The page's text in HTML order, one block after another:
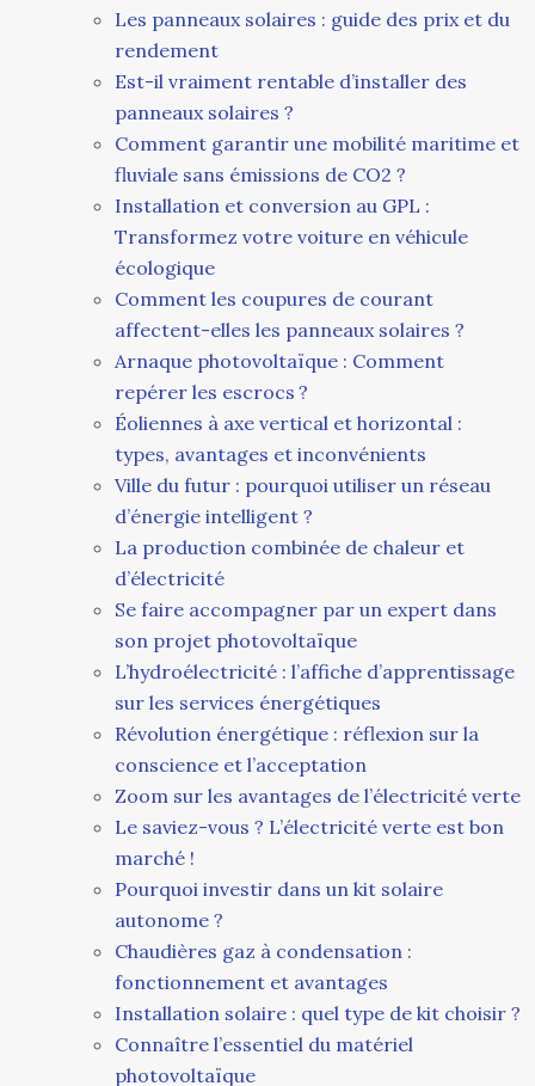
Les panneaux solaires : guide des prix et du
rendement
Est-il vraiment rentable d’installer des
panneaux solaires ?
Comment garantir une mobilité maritime et
fluviale sans émissions de CO2 ?
Installation et conversion au GPL :
Transformez votre voiture en véhicule
écologique
Comment les coupures de courant
affectent-elles les panneaux solaires ?
Arnaque photovoltaïque : Comment
repérer les escrocs ?
Éoliennes à axe vertical et horizontal :
types, avantages et inconvénients
Ville du futur : pourquoi utiliser un réseau
d’énergie intelligent ?
La production combinée de chaleur et
d’électricité
Se faire accompagner par un expert dans
son projet photovoltaïque
L’hydroélectricité : l’affiche d’apprentissage
sur les services énergétiques
Révolution énergétique : réflexion sur la
conscience et l’acceptation
Zoom sur les avantages de l’électricité verte
Le saviez-vous ? L’électricité verte est bon
marché !
Pourquoi investir dans un kit solaire
autonome ?
Chaudières gaz à condensation :
fonctionnement et avantages
Installation solaire : quel type de kit choisir ?
Connaître l’essentiel du matériel
photovoltaïque